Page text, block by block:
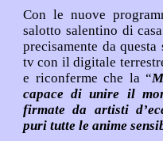
Con le nuove programmazioni televisive, il weekend nel
salotto salentino di casa “Gold Simone”, inizia di
precisamente da questa sera in Silver sat in SKY e in Silver
tv con il digitale terrestre, con ottime proposte discografiche
e riconferme che la “
capace di unire il mondo nella sola forza
firmate da artisti d’eccezione, travolgendo di sentimenti
puri tutte le anime